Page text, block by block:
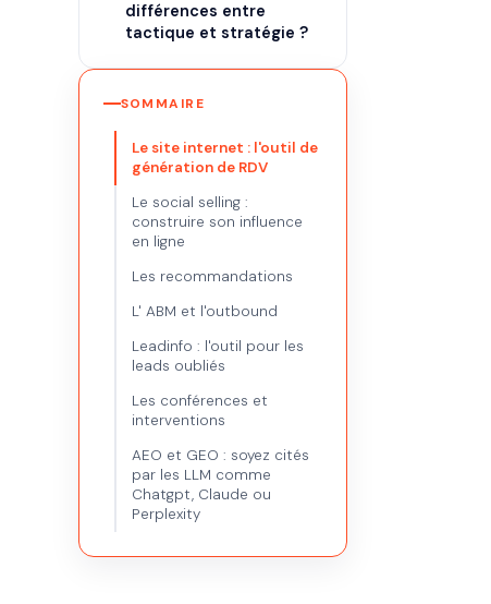
différences entre
tactique et stratégie ?
SOMMAIRE
Le site internet : l'outil de
génération de RDV
Le social selling :
construire son influence
en ligne
Les recommandations
L' ABM et l'outbound
Leadinfo : l'outil pour les
leads oubliés
Les conférences et
interventions
AEO et GEO : soyez cités
par les LLM comme
Chatgpt, Claude ou
Perplexity